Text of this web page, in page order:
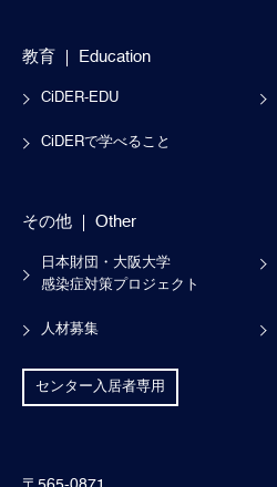
教育 Education
CiDER-EDU
CiDERで学べること
その他 Other
日本財団・大阪大学
感染症対策プロジェクト
人材募集
センター入居者専用